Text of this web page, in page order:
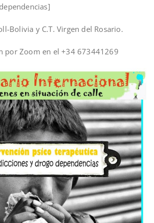
Bolivia y C.T. Virgen del Rosario.
por Zoom en el +34 673441269